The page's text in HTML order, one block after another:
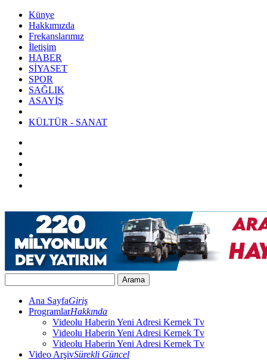
Künye
Hakkımızda
Frekanslarımız
İletişim
HABER
SİYASET
SPOR
SAĞLIK
ASAYİŞ
KÜLTÜR - SANAT
Ana SayfaGiriş
ProgramlarHakkında
Videolu Haberin Yeni Adresi Kernek Tv
Videolu Haberin Yeni Adresi Kernek Tv
Videolu Haberin Yeni Adresi Kernek Tv
Video ArşivSürekli Güncel